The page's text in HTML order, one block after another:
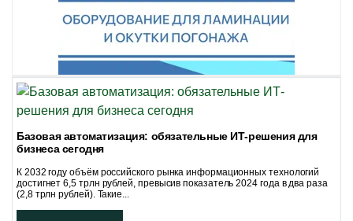
Базовая автоматизация: обязательные ИТ-решения для
бизнеса сегодня
К 2032 году объём российского рынка информационных технологий
достигнет 6,5 трлн рублей, превысив показатель 2024 года в два раза
(2,8 трлн рублей). Такие...